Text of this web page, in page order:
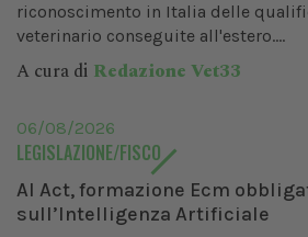
riconoscimento in Italia delle
veterinario conseguite all'estero....
A cura di Redazione Vet33
06/08/2026
LEGISLAZIONE/FISCO
AI Act, formazione Ecm
sull’Intelligenza Artificiale